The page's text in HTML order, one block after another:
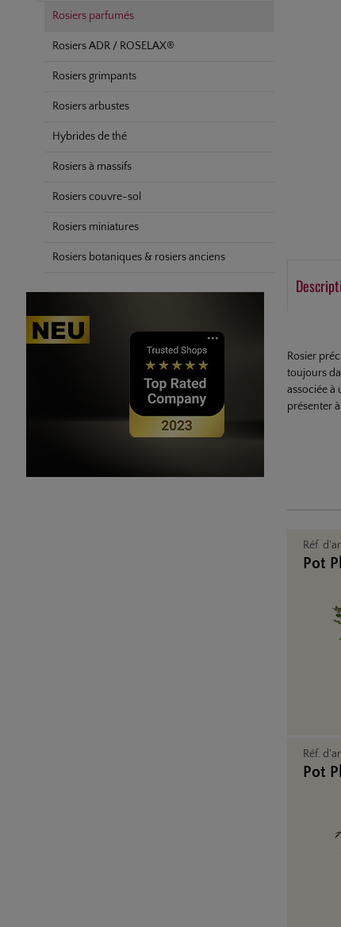
Rosiers parfumés
Rosiers ADR / ROSELAX®
Rosiers grimpants
Rosiers arbustes
Hybrides de thé
Rosiers à massifs
Rosiers couvre-sol
Rosiers miniatures
Rosiers botaniques & rosiers anciens
Rosier
toujours
associée à
présenter
Réf.
Pot
Réf.
Pot